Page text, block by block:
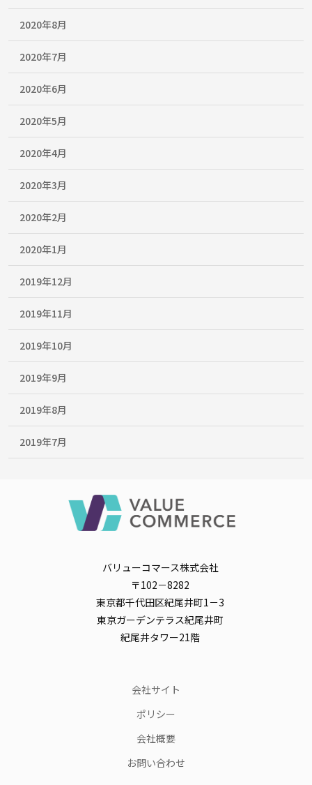
2020年8月
2020年7月
2020年6月
2020年5月
2020年4月
2020年3月
2020年2月
2020年1月
2019年12月
2019年11月
2019年10月
2019年9月
2019年8月
2019年7月
バリューコマース株式会社
〒102－8282
東京都千代田区紀尾井町1－3
東京ガーデンテラス紀尾井町
紀尾井タワー21階
会社サイト
ポリシー
会社概要
お問い合わせ